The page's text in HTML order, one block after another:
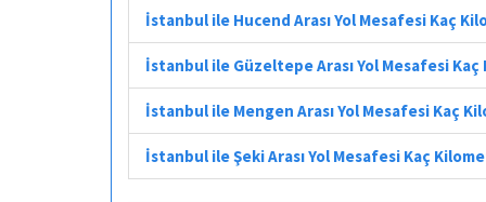
İstanbul ile Hucend Arası Yol Mesafesi Kaç
İstanbul ile Güzeltepe Arası Yol Mesafesi
İstanbul ile Mengen Arası Yol Mesafesi Kaç
İstanbul ile Şeki Arası Yol Mesafesi Kaç